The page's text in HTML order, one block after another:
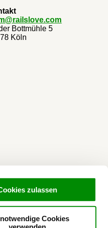
zulassen
Cookies
Bottmühle 5
Köln